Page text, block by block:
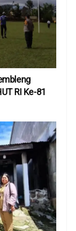
RI Ke-81